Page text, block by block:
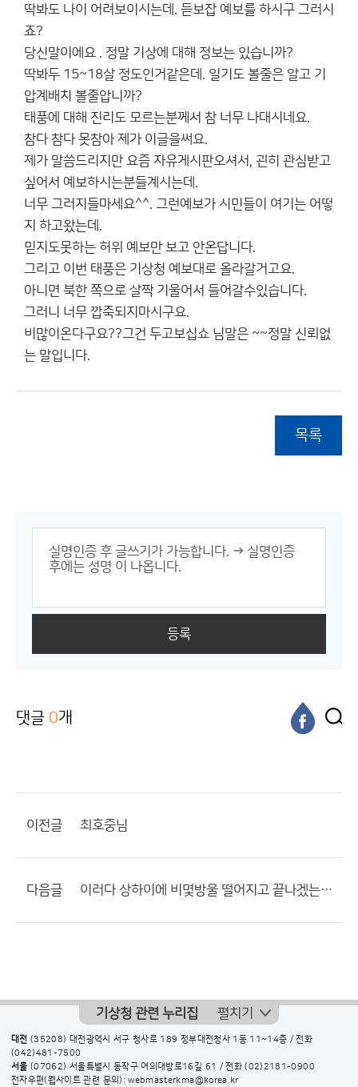
딱봐도 나이 어려보이시는데. 듣보잡 예보를 하시구 그러시
죠?
당신말이에요 . 정말 기상에 대해 정보는 있습니까?
딱봐두 15~18살 정도인거같은데. 일기도 볼줄은 알고 기
압계배치 볼줄압니까?
태풍에 대해 진리도 모르는분께서 참 너무 나대시네요.
참다 참다 못참아 제가 이글을써요.
제가 말씀드리지만 요즘 자유게시판오셔서, 괸히 관심받고
싶어서 예보하시는분들계시는데.
너무 그러지들마세요^^. 그런예보가 시민들이 여기는 어떻
지 하고왔는데.
믿지도못하는 허위 예보만 보고 안온답니다.
그리고 이번 태풍은 기상청 예보대로 올라갈거고요.
아니면 북한 쪽으로 살짝 기울어서 들어갈수있습니다.
그러니 너무 깝죽되지마시구요.
비많이온다구요??그건 두고보십쇼 님말은 ~~정말 신뢰없
는 말입니다.
목록
등록
댓글 0개
이전글 최호중님
다음글 이러다 상하이에 비몇방울 떨어지고 끝나겠는데요???
기상청 관련 누리집 펼치기
대전 (35208) 대전광역시 서구 청사로 189 정부대전청사 1동 11~14층 / 전화
(042)481-7500
서울 (07062) 서울특별시 동작구 여의대방로16길 61 / 전화(02)2181-0900
전자우편(웹사이트 관련 문의): webmasterkma@korea.kr